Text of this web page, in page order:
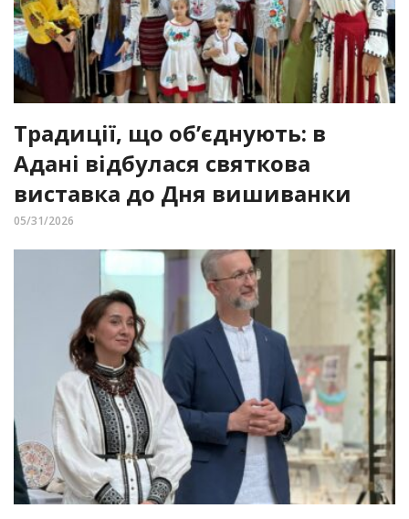
Традиції, що об’єднують: в
Адані відбулася святкова
виставка до Дня вишиванки
05/31/2026